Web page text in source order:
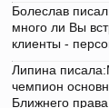
Болеслав
много ли Вы
клиенты -
Липина
чемпион
Ближнего